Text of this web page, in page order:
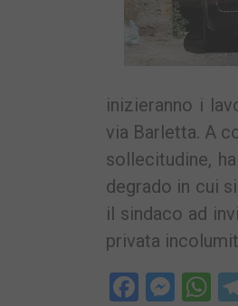
inizieranno i
via Barletta. A
sollecitudine,
degrado in cui
il sindaco ad
privata